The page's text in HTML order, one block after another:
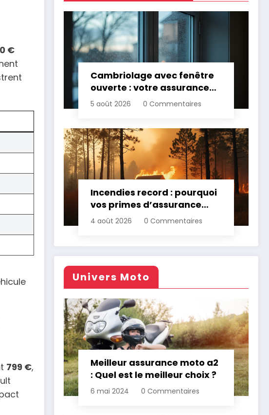
€
799 €,
Cambriolage avec fenêtre
ouverte : votre assurance
paie-t-elle ?
5 août 2026 0 Commentaires
Incendies record : pourquoi
vos primes d’assurance
vont augmenter
4 août 2026 0 Commentaires
Univers Moto
Meilleur assurance moto a2
: Quel est le meilleur choix ?
6 mai 2024 0 Commentaires